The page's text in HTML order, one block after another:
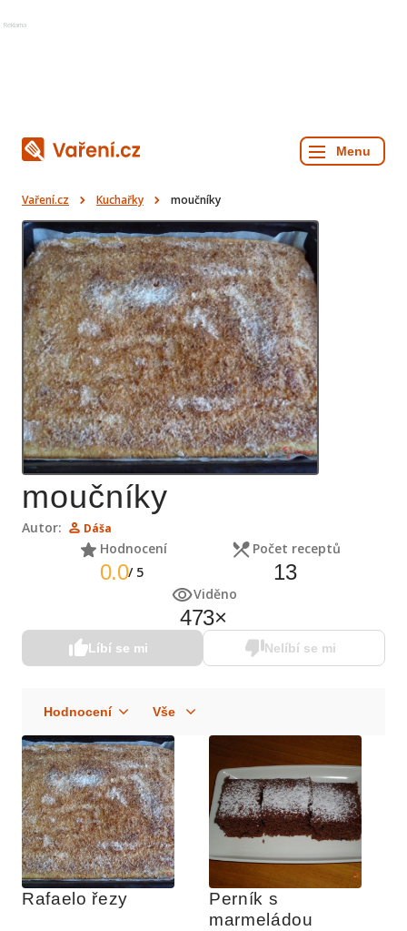
Reklama
Vaření.cz Kuchařky moučníky
moučníky
Autor: Dáša
Hodnocení
0.0/ 5
Počet receptů
13
Viděno
473×
Líbí se mi Nelíbí se mi
Rafaelo řezy
Perník s
marmeládou